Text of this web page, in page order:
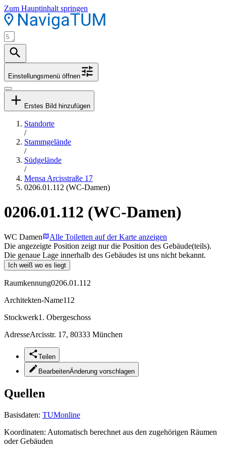
Zum Hauptinhalt springen
Einstellungsmenü öffnen
Erstes Bild hinzufügen
Standorte
/
Stammgelände
/
Südgelände
/
Mensa Arcisstraße 17
0206.01.112 (WC-Damen)
0206.01.112 (WC-Damen)
WC Damen
Alle Toiletten auf der Karte anzeigen
Die angezeigte Position zeigt nur die Position des Gebäude(teils).
Die genaue Lage innerhalb des Gebäudes ist uns nicht bekannt.
Ich weiß wo es liegt
Raumkennung0206.01.112
Architekten-Name112
Stockwerk1. Obergeschoss
AdresseArcisstr. 17, 80333 München
Teilen
BearbeitenÄnderung vorschlagen
Quellen
Basisdaten: TUMonline
Koordinaten: Automatisch berechnet aus den zugehörigen Räumen
oder Gebäuden